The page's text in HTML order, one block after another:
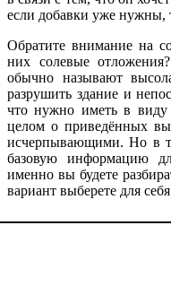
если добавки уже нужны,
Обратите внимание на
них солевые
обычно называют
разрушить здание и
что нужно иметь в
целом о приведённых
исчерпывающими. Но в
базовую информацию
именно вы будете
вариант выберете для